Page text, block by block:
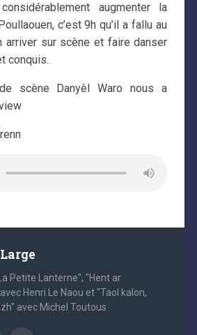
augmenter la
c’est 9h qu’il a fallu au
arriver sur scène et faire danser
conquis.
scène Danyèl Waro nous a
Petite Lanterne", "Hent ar
Henri Le Naou et "Taol kalon,
avec Michel Toutous